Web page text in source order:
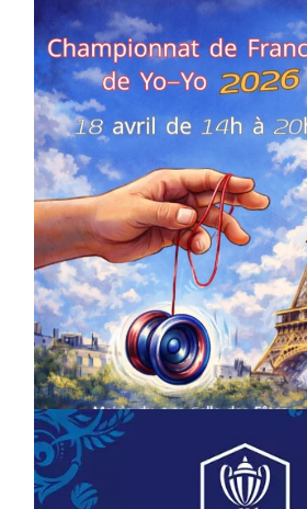
COMPÉTITIONS CULTURE EN FAMILLE
Championnat de
le 18 avril – Paris 14e
On18/03/2026by